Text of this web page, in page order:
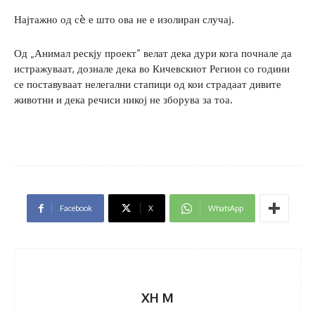
Најтажно од сè е што ова не е изолиран случај.
Од „Анимал рескју проект“ велат дека дури кога почнале да
истражуваат, дознале дека во Кичевскиот Регион со години
се поставуваат нелегални стапици од кои страдаат дивите
животни и дека речиси никој не зборува за тоа.
Facebook X WhatsApp
XH M